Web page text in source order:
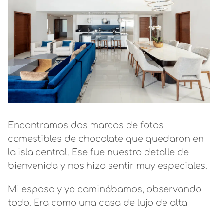
Encontramos dos marcos de fotos
comestibles de chocolate que quedaron en
la isla central. Ese fue nuestro detalle de
bienvenida y nos hizo sentir muy especiales.
Mi esposo y yo caminábamos, observando
todo. Era como una casa de lujo de alta